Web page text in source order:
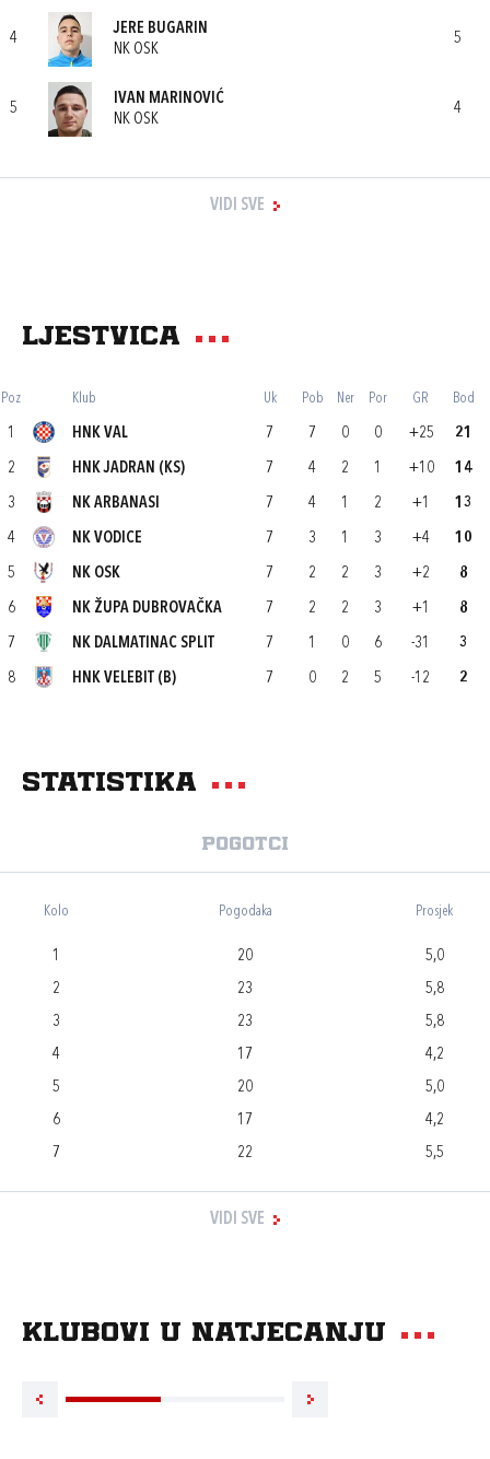
4
JERE BUGARIN
NK OSK
5
5
IVAN MARINOVIĆ
NK OSK
4
VIDI SVE
Ljestvica
Poz Klub Uk Pob Ner Por GR Bod
1 HNK VAL 7 7 0 0 +25 21
2 HNK JADRAN (KS) 7 4 2 1 +10 14
3 NK ARBANASI 7 4 1 2 +1 13
4 NK VODICE 7 3 1 3 +4 10
5 NK OSK 7 2 2 3 +2 8
6 NK ŽUPA DUBROVAČKA 7 2 2 3 +1 8
7 NK DALMATINAC SPLIT 7 1 0 6 -31 3
8 HNK VELEBIT (B) 7 0 2 5 -12 2
Statistika
Pogotci
Kolo Pogodaka Prosjek
1 20
5,0
2
23
5,8
3
23
5,8
4
17
4,2
5
20
5,0
6
17
4,2
7
22 5,5
VIDI SVE
Klubovi u natjecanju